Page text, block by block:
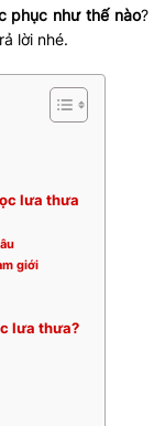
phục như thế nào?
lời nhé.
lưa thưa
giới
lưa thưa?